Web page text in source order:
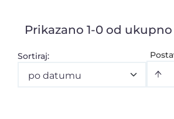
Prikazano 1-0 od
Sortiraj:
po datumu